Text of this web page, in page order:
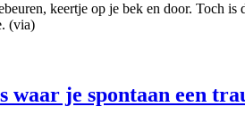
keertje op je bek en door. Toch
(via)
waar je spontaan een